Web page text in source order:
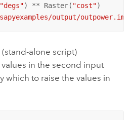
"degs") ** Raster( "cost")
output/outpower.img"
alone script)
in the second input
which to raise the values in